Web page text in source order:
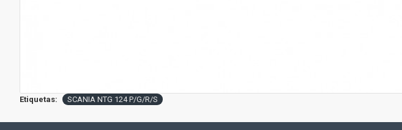
Etiquetas: SCANIA NTG 124 P/G/R/S